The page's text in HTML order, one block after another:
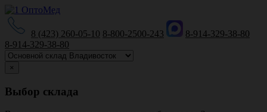
8 (423) 260-05-10 8-800-2500-243
8-914-329-38-80
8-914-329-38-80
×
Выбор склада